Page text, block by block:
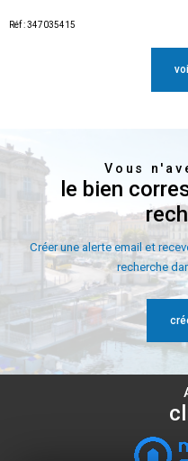
Réf : 347035415
Vous
le bien
Créer une alerte email et
recherche